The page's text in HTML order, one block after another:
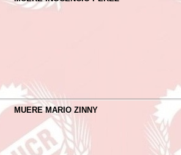
MUERE MARIO ZINNY